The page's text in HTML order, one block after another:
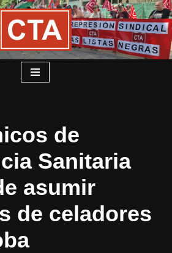
de
Sanitaria
asumir
de celadores